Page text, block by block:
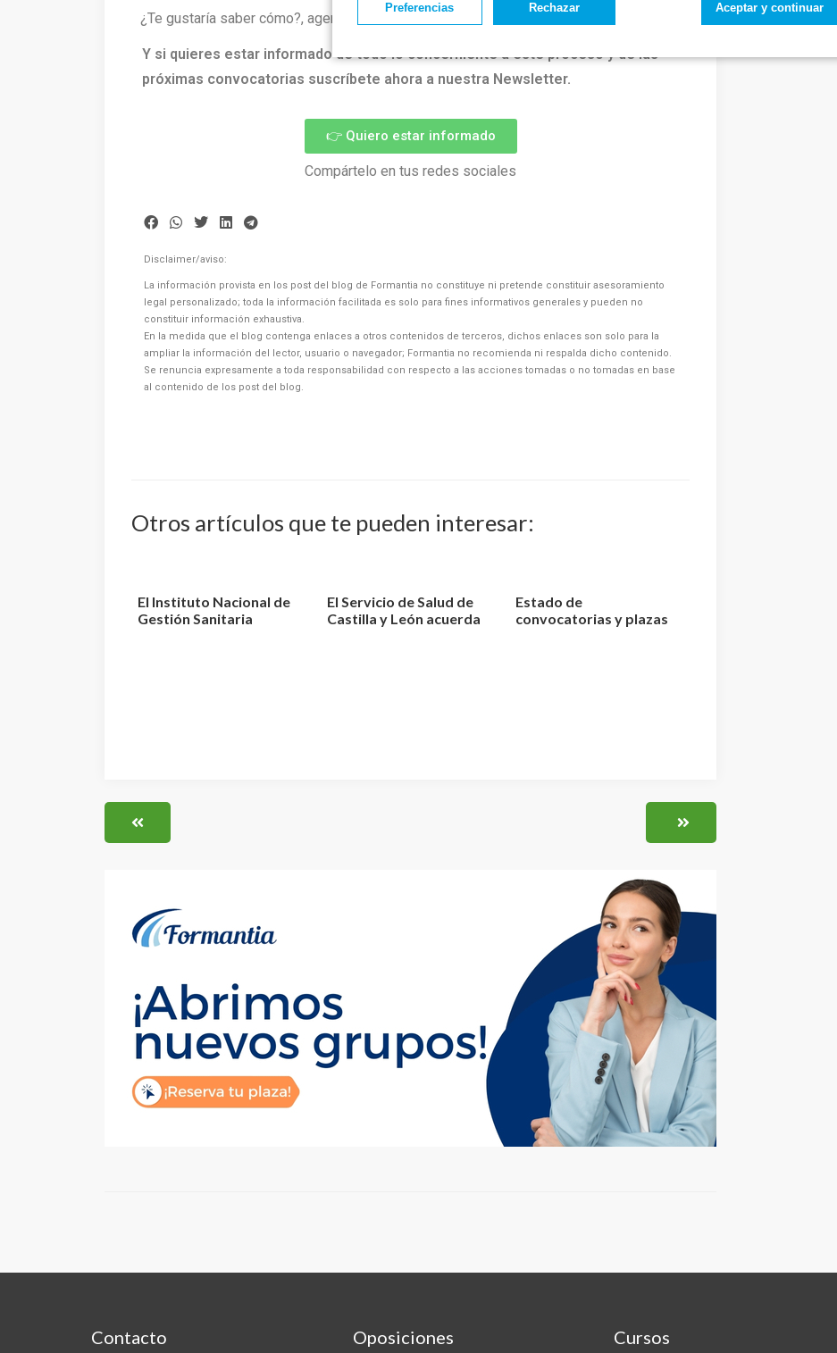
Aceptar y continuar
Rechazar
Preferencias
¿Te gustaría saber cómo?, agenda una llamada: ☎️
Y si quieres estar informado de todo lo concerniente a este proceso y de las
próximas convocatorias suscríbete ahora a nuestra Newsletter.
👉 Quiero estar informado
Compártelo en tus redes sociales
Disclaimer/aviso:
La información provista en los post del blog de Formantia no constituye ni pretende constituir asesoramiento
legal personalizado; toda la información facilitada es solo para fines informativos generales y pueden no
constituir información exhaustiva.
En la medida que el blog contenga enlaces a otros contenidos de terceros, dichos enlaces son solo para la
ampliar la información del lector, usuario o navegador; Formantia no recomienda ni respalda dicho contenido.
Se renuncia expresamente a toda responsabilidad con respecto a las acciones tomadas o no tomadas en base
al contenido de los post del blog.
Otros artículos que te pueden interesar:
El Instituto Nacional de
Gestión Sanitaria
El Servicio de Salud de
Castilla y León acuerda
Estado de
convocatorias y plazas
Contacto Oposiciones Cursos